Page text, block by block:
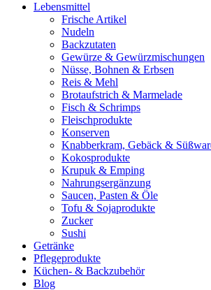
Lebensmittel
Frische Artikel
Nudeln
Backzutaten
Gewürze & Gewürzmischungen
Nüsse, Bohnen & Erbsen
Reis & Mehl
Brotaufstrich & Marmelade
Fisch & Schrimps
Fleischprodukte
Konserven
Knabberkram, Gebäck &
Kokosprodukte
Krupuk & Emping
Nahrungsergänzung
Saucen, Pasten & Öle
Tofu & Sojaprodukte
Zucker
Sushi
Getränke
Pflegeprodukte
Küchen- & Backzubehör
Blog